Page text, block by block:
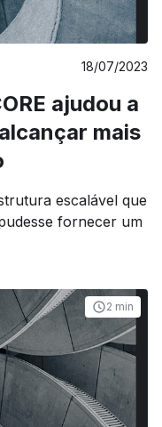
18/07/2023
ajudou a
mais
escalável que
fornecer um
2 min